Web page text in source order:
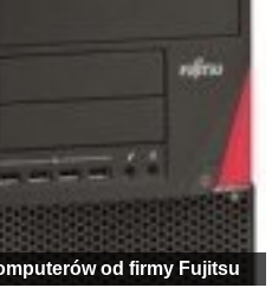
od firmy Fujitsu